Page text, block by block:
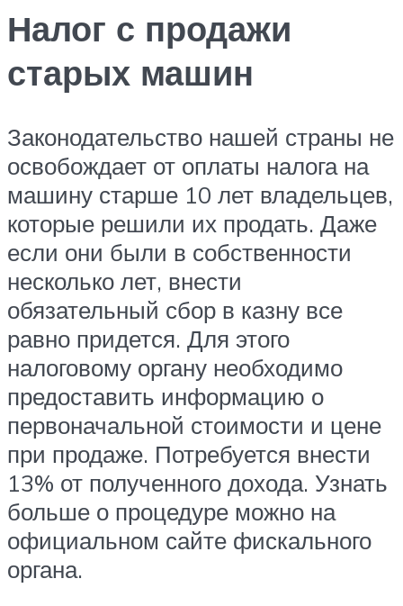
Налог с продажи
старых машин
Законодательство нашей страны не
освобождает от оплаты налога на
машину старше 10 лет владельцев,
которые решили их продать. Даже
если они были в собственности
несколько лет, внести
обязательный сбор в казну все
равно придется. Для этого
налоговому органу необходимо
предоставить информацию о
первоначальной стоимости и цене
при продаже. Потребуется внести
13% от полученного дохода. Узнать
больше о процедуре можно на
официальном сайте фискального
органа.